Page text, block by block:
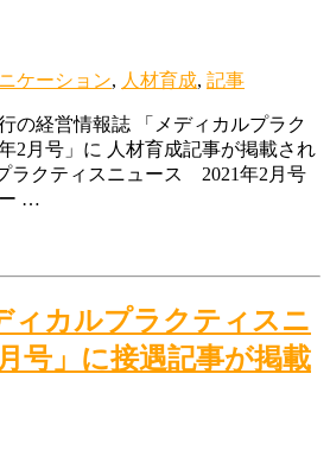
ケーション, 人材育成, 記事
の経営情報誌 「メディカルプラク
2月号」に 人材育成記事が掲載され
ラクティスニュース 2021年2月号
ー …
ィカルプラクティスニ
号」に接遇記事が掲載